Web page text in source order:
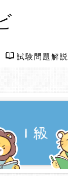
試験問題解説